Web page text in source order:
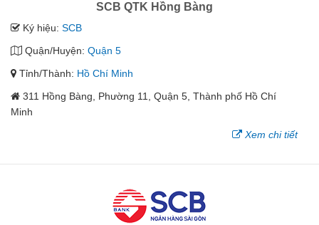
SCB QTK Hồng Bàng
Ký hiệu: SCB
Quận/Huyện: Quận 5
Tỉnh/Thành: Hồ Chí Minh
311 Hồng Bàng, Phường 11, Quận 5, Thành phố Hồ Chí
Minh
Xem chi tiết